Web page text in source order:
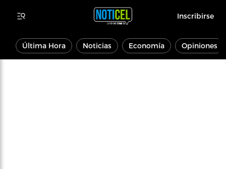
Inscribirse
Última Hora Noticias Economía Opiniones